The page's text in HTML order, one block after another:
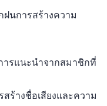
ฝนการสร้างความ
ารแนะนำจากสมาชิกที่
สร้างชื่อเสียงและความ